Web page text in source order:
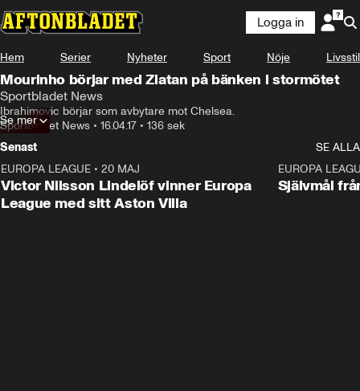
Logga in
Hem Serier Nyheter Sport Nöje Livsstil
Mourinho börjar med Zlatan på bänken i stormötet
Sportbladet News
Ibrahimovic börjar som avbytare mot Chelsea.
Sportbladet News • 16.04.17 • 136 sek
Se mer
Senast
SE ALLA
EUROPA LEAGUE • 20 MAJ
Victor Nilsson Lindelöf vinner Europa
League med sitt Aston Villa
EUROPA
Självmål